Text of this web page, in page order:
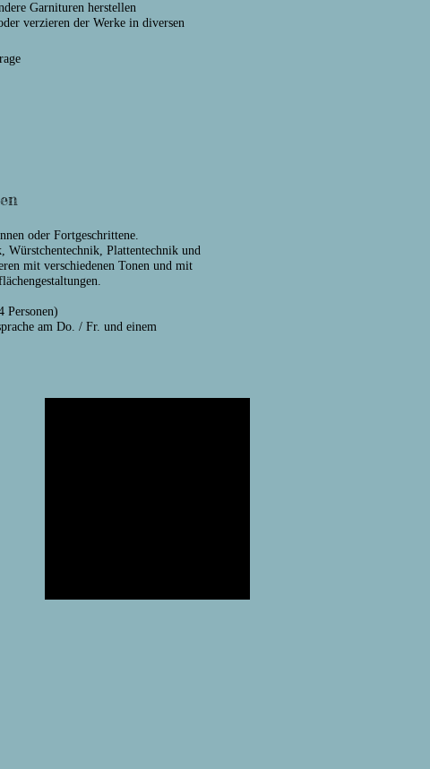
Garnituren herstellen
verzieren der Werke in diversen
oder Fortgeschrittene.
Würstchentechnik, Plattentechnik und
mit verschiedenen Tonen und mit
Personen)
am Do. / Fr. und einem